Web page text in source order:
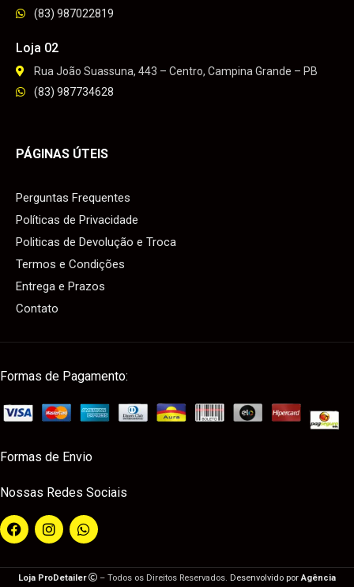
(83) 987022819
Loja 02
Rua João Suassuna, 443 – Centro, Campina Grande – PB
(83) 987734628
PÁGINAS ÚTEIS
Perguntas Frequentes
Políticas de Privacidade
Politicas de Devolução e Troca
Termos e Condições
Entrega e Prazos
Contato
Formas de Pagamento:
Formas de Envio
Nossas Redes Sociais
Loja ProDetailer – Todos os Direitos Reservados. Desenvolvido porAgência